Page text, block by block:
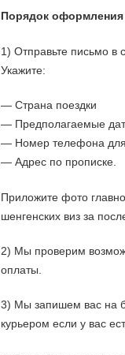
Порядок
1) Отправьте письмо
Укажите:
— Страна поездки
— Предполагаемые
— Номер телефона для
— Адрес по прописке.
Приложите фото
шенгенских виз за
2) Мы проверим
оплаты.
3) Мы запишем вас на
курьером если у вас